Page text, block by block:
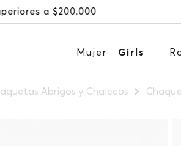
Mujer Girls
Abrigos y Chalecos